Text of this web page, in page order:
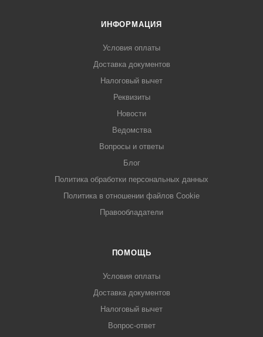
ИНФОРМАЦИЯ
Условия оплаты
Доставка документов
Налоговый вычет
Реквизиты
Новости
Ведомства
Вопросы и ответы
Блог
Политика обработки персональных данных
Политика в отношении файлов Cookie
Правообладатели
ПОМОЩЬ
Условия оплаты
Доставка документов
Налоговый вычет
Вопрос-ответ